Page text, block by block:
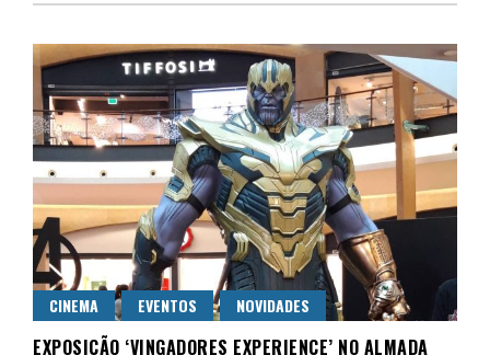
CINEMA EVENTOS NOVIDADES
EXPOSIÇÃO ‘VINGADORES EXPERIENCE’ NO ALMADA